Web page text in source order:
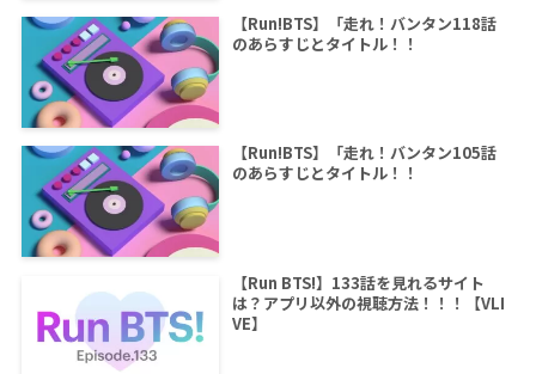
【Run!BTS】「走れ！バンタン118話
のあらすじとタイトル！！
【Run!BTS】「走れ！バンタン105話
のあらすじとタイトル！！
【Run BTS!】133話を見れるサイト
は？アプリ以外の視聴方法！！！【VLI
VE】